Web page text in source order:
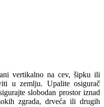
vertikalno na cev, šipku ili
u zemlju. Upalite osigurač
slobodan prostor iznad
zgrada, drveća ili drugih